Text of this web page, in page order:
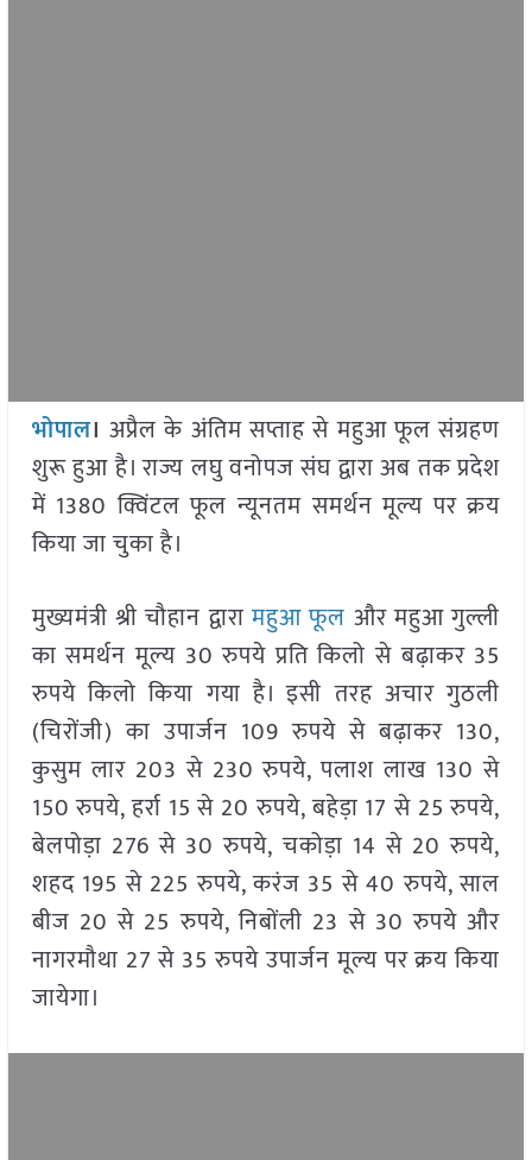
भोपाल। अप्रैल के अंतिम सप्ताह से महुआ फूल संग्रहण
शुरू हुआ है। राज्य लघु वनोपज संघ द्वारा अब तक प्रदेश
में 1380 क्विंटल फूल न्यूनतम समर्थन मूल्य पर क्रय
किया जा चुका है।
मुख्यमंत्री श्री चौहान द्वारामहुआ फूल और महुआ गुल्ली
का समर्थन मूल्य 30 रुपये प्रति किलो से बढ़ाकर 35
रुपये किलो किया गया है। इसी तरह अचार गुठली
(चिरोंजी) का उपार्जन 109 रुपये से बढ़ाकर 130,
कुसुम लार 203 से 230 रुपये, पलाश लाख 130 से
150 रुपये, हर्रा 15 से 20 रुपये, बहेड़ा 17 से 25 रुपये,
बेलपोड़ा 276 से 30 रुपये, चकोड़ा 14 से 20 रुपये,
शहद 195 से 225 रुपये, करंज 35 से 40 रुपये, साल
बीज 20 से 25 रुपये, निबोंली 23 से 30 रुपये और
नागरमौथा 27 से 35 रुपये उपार्जन मूल्य पर क्रय किया
जायेगा।